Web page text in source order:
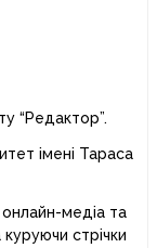
“Редактор”.
імені Тараса
медіа та
стрічки